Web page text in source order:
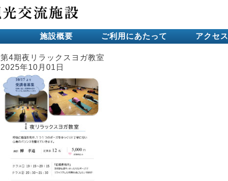
施設概要 ご利用にあたって アクセス
第4期夜リラックスヨガ教室
2025年10月01日